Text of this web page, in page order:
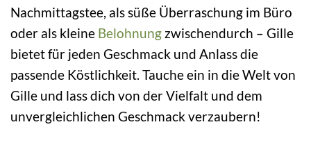
Nachmittagstee, als süße Überraschung im Büro
oder als kleine Belohnung zwischendurch – Gille
bietet für jeden Geschmack und Anlass die
passende Köstlichkeit. Tauche ein in die Welt von
Gille und lass dich von der Vielfalt und dem
unvergleichlichen Geschmack verzaubern!